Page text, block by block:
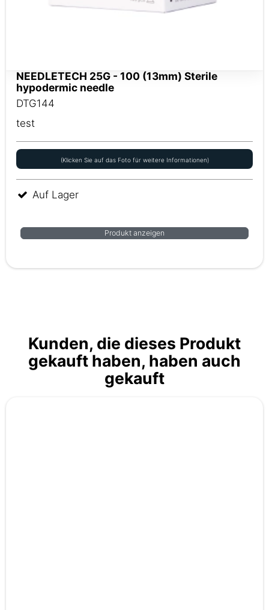
NEEDLETECH 25G - 100 (13mm) Sterile
hypodermic needle
DTG144
test
(Klicken Sie auf das Foto für weitere Informationen)
Auf Lager
Produkt anzeigen
Kunden, die dieses Produkt
gekauft haben, haben auch
gekauft